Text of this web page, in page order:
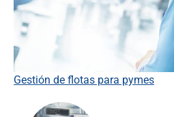
Gestión de flotas para pymes